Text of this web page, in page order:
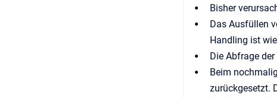
Bisher
Das Ausfüllen
Handling ist
Die Abfrage
Beim
zurückgesetzt.